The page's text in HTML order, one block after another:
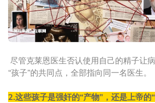
尽管克莱恩医生否认使用自己的精子让
“孩子”的共同点，全部指向同一名医生。
2.这些孩子是强奸的“产物”，还是上帝的